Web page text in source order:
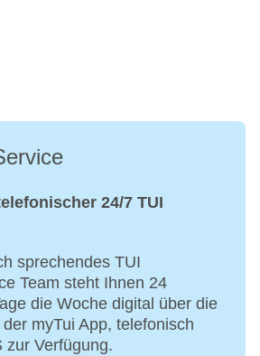
24/7 TUI
sprechendes TUI
Team steht Ihnen 24
die Woche digital über die
myTui App, telefonisch
zur Verfügung.